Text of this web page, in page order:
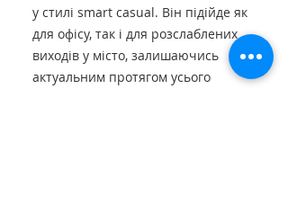
у стилі smart casual. Він підійде як
для офісу, так і для розслаблених
виходів у місто, залишаючись
актуальним протягом усього